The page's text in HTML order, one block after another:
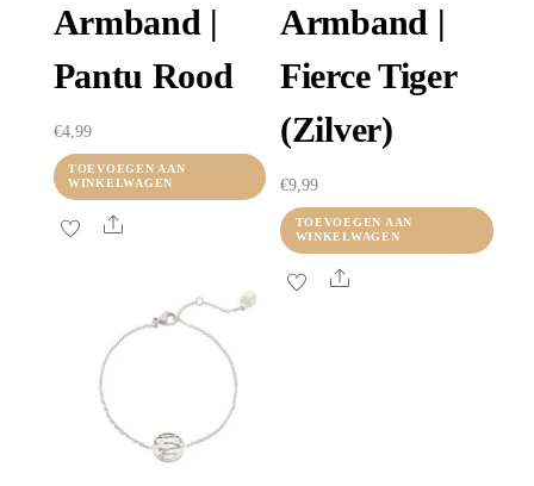
Armband |
Fierce Tiger
(zilver)
€9,99
TOEVOEGEN AAN
WINKELWAGEN
Share
Armband |
Pantu Rood
€4,99
TOEVOEGEN AAN
WINKELWAGEN
Share